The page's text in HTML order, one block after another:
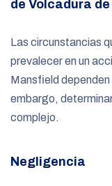
de Volcadura
Las circunstancias
prevalecer en un
Mansfield
embargo,
complejo.
Negligencia